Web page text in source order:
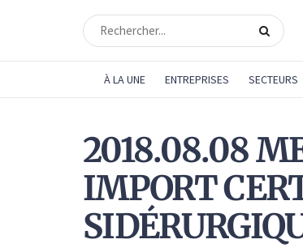
À LA UNE ENTREPRISES SECTEURS
2018.08.08
IMPORT